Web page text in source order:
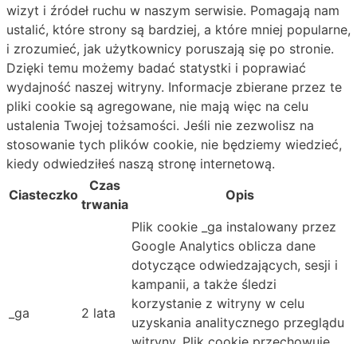
wizyt i źródeł ruchu w naszym serwisie. Pomagają nam
ustalić, które strony są bardziej, a które mniej popularne,
i zrozumieć, jak użytkownicy poruszają się po stronie.
Dzięki temu możemy badać statystki i poprawiać
wydajność naszej witryny. Informacje zbierane przez te
pliki cookie są agregowane, nie mają więc na celu
ustalenia Twojej tożsamości. Jeśli nie zezwolisz na
stosowanie tych plików cookie, nie będziemy wiedzieć,
kiedy odwiedziłeś naszą stronę internetową.
Ciasteczko
Czas
trwania
Opis
_ga 2 lata
Plik cookie _ga instalowany przez
Google Analytics oblicza dane
dotyczące odwiedzających, sesji i
kampanii, a także śledzi
korzystanie z witryny w celu
uzyskania analitycznego przeglądu